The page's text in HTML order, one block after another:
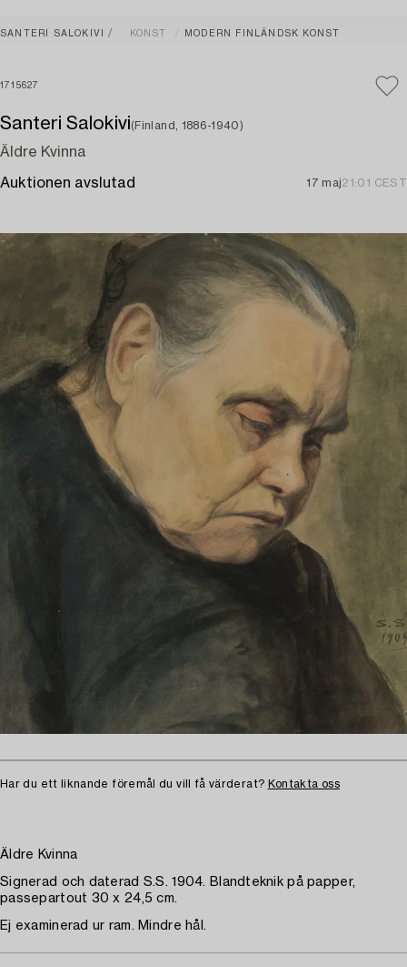
SANTERI SALOKIVI KONST MODERN FINLÄNDSK KONST
1715627
Santeri Salokivi(Finland, 1886-1940)
Äldre Kvinna
Auktionen avslutad 17 maj21:01 CEST
Har du ett liknande föremål du vill få värderat? Kontakta oss
Äldre Kvinna
Signerad och daterad S.S. 1904. Blandteknik på papper,
passepartout 30 x 24,5 cm.
Ej examinerad ur ram. Mindre hål.